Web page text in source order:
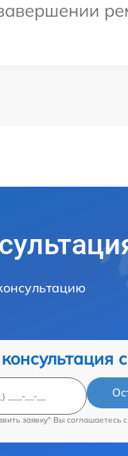
заявку" Вы соглашаетесь c